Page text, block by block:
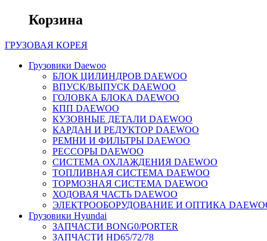
Корзина
ГРУЗОВАЯ КОРЕЯ
Грузовики Daewoo
БЛОК ЦИЛИНДРОВ DAEWOO
ВПУСК/ВЫПУСК DAEWOO
ГОЛОВКА БЛОКА DAEWOO
КПП DAEWOO
КУЗОВНЫЕ ДЕТАЛИ DAEWOO
КАРДАН И РЕДУКТОР DAEWOO
РЕМНИ И ФИЛЬТРЫ DAEWOO
РЕССОРЫ DAEWOO
СИСТЕМА ОХЛАЖДЕНИЯ DAEWOO
ТОПЛИВНАЯ СИСТЕМА DAEWOO
ТОРМОЗНАЯ СИСТЕМА DAEWOO
ХОДОВАЯ ЧАСТЬ DAEWOO
ЭЛЕКТРООБОРУДОВАНИЕ И ОПТИКА
Грузовики Hyundai
ЗАПЧАСТИ BONG0/PORTER
ЗАПЧАСТИ HD65/72/78